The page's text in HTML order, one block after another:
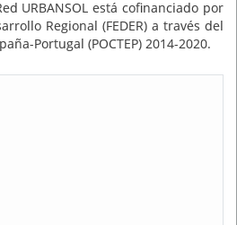
URBANSOL está cofinanciado por
Regional (FEDER) a través del
Portugal (POCTEP) 2014-2020.